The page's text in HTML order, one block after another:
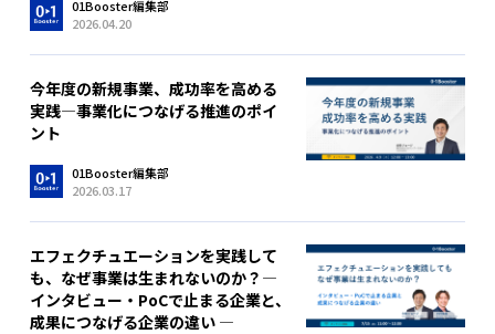
01Booster編集部
2026.04.20
今年度の新規事業、成功率を高める
実践―事業化につなげる推進のポイ
ント
01Booster編集部
2026.03.17
エフェクチュエーションを実践して
も、なぜ事業は生まれないのか？―
インタビュー・PoCで止まる企業と、
成果につなげる企業の違い ―